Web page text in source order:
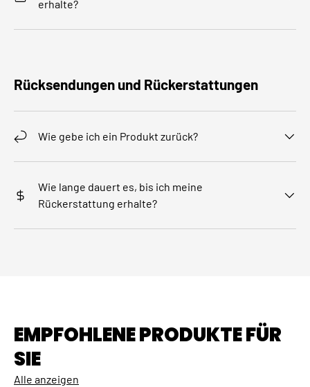
erhalte?
Rücksendungen und Rückerstattungen
Wie gebe ich ein Produkt zurück?
Wie lange dauert es, bis ich meine
Rückerstattung erhalte?
EMPFOHLENE PRODUKTE FÜR
SIE
Alle anzeigen